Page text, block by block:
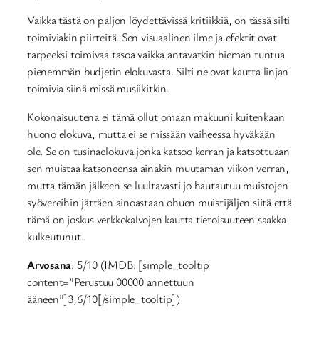
Vaikka tästä on paljon löydettävissä kritiikkiä, on tässä silti
toimiviakin piirteitä. Sen visuaalinen ilme ja efektit ovat
tarpeeksi toimivaa tasoa vaikka antavatkin hieman tuntua
pienemmän budjetin elokuvasta. Silti ne ovat kautta linjan
toimivia siinä missä musiikitkin.
Kokonaisuutena ei tämä ollut omaan makuuni kuitenkaan
huono elokuva, mutta ei se missään vaiheessa hyväkään
ole. Se on tusinaelokuva jonka katsoo kerran ja katsottuaan
sen muistaa katsoneensa ainakin muutaman viikon verran,
mutta tämän jälkeen se luultavasti jo hautautuu muistojen
syövereihin jättäen ainoastaan ohuen muistijäljen siitä että
tämä on joskus verkkokalvojen kautta tietoisuuteen saakka
kulkeutunut.
Arvosana: 5/10 (IMDB: [simple_tooltip
content=”Perustuu 00000 annettuun
ääneen”]3,6/10[/simple_tooltip])